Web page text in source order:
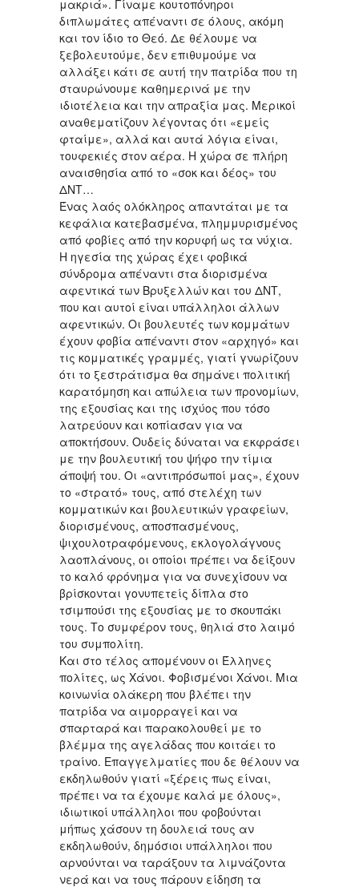
μακριά». Γίναμε κουτοπόνηροι
διπλωμάτες απέναντι σε όλους, ακόμη
και τον ίδιο το Θεό. Δε θέλουμε να
ξεβολευτούμε, δεν επιθυμούμε να
αλλάξει κάτι σε αυτή την πατρίδα που τη
σταυρώνουμε καθημερινά με την
ιδιοτέλεια και την απραξία μας. Μερικοί
αναθεματίζουν λέγοντας ότι «εμείς
φταίμε», αλλά και αυτά λόγια είναι,
τουφεκιές στον αέρα. Η χώρα σε πλήρη
αναισθησία από το «σοκ και δέος» του
ΔΝΤ…
Ένας λαός ολόκληρος απαντάται με τα
κεφάλια κατεβασμένα, πλημμυρισμένος
από φοβίες από την κορυφή ως τα νύχια.
Η ηγεσία της χώρας έχει φοβικά
σύνδρομα απέναντι στα διορισμένα
αφεντικά των Βρυξελλών και του ΔΝΤ,
που και αυτοί είναι υπάλληλοι άλλων
αφεντικών. Οι βουλευτές των κομμάτων
έχουν φοβία απέναντι στον «αρχηγό» και
τις κομματικές γραμμές, γιατί γνωρίζουν
ότι το ξεστράτισμα θα σημάνει πολιτική
καρατόμηση και απώλεια των προνομίων,
της εξουσίας και της ισχύος που τόσο
λατρεύουν και κοπίασαν για να
αποκτήσουν. Ουδείς δύναται να εκφράσει
με την βουλευτική του ψήφο την τίμια
άποψή του. Οι «αντιπρόσωποί μας», έχουν
το «στρατό» τους, από στελέχη των
κομματικών και βουλευτικών γραφείων,
διορισμένους, αποσπασμένους,
ψιχουλοτραφόμενους, εκλογολάγνους
λαοπλάνους, οι οποίοι πρέπει να δείξουν
το καλό φρόνημα για να συνεχίσουν να
βρίσκονται γονυπετείς δίπλα στο
τσιμπούσι της εξουσίας με το σκουπάκι
τους. Το συμφέρον τους, θηλιά στο λαιμό
του συμπολίτη.
Και στο τέλος απομένουν οι Έλληνες
πολίτες, ως Χάνοι. Φοβισμένοι Χάνοι. Μια
κοινωνία ολάκερη που βλέπει την
πατρίδα να αιμορραγεί και να
σπαρταρά και παρακολουθεί με το
βλέμμα της αγελάδας που κοιτάει το
τραίνο. Επαγγελματίες που δε θέλουν να
εκδηλωθούν γιατί «ξέρεις πως είναι,
πρέπει να τα έχουμε καλά με όλους»,
ιδιωτικοί υπάλληλοι που φοβούνται
μήπως χάσουν τη δουλειά τους αν
εκδηλωθούν, δημόσιοι υπάλληλοι που
αρνούνται να ταράξουν τα λιμνάζοντα
νερά και να τους πάρουν είδηση τα